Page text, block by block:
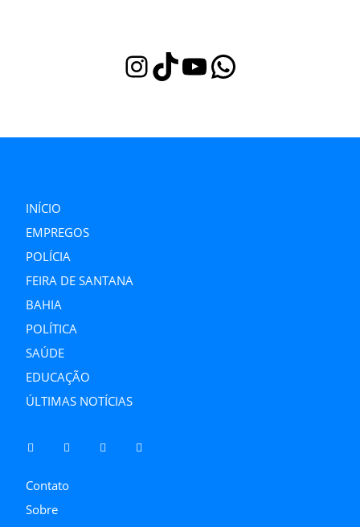
InstagramTikTok Youtube WhatsApp
INÍCIO
EMPREGOS
POLÍCIA
FEIRA DE SANTANA
BAHIA
POLÍTICA
SAÚDE
EDUCAÇÃO
ÚLTIMAS NOTÍCIAS
Contato
Sobre